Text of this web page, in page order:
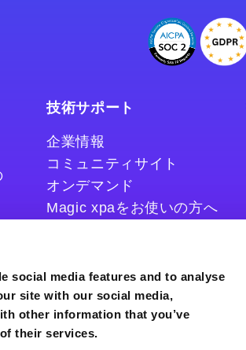
social media features and to analyse
site with our social media,
other information that you’ve
their services.
技術サポート
企業情報
コミュニティサイト
オンデマンド
Magic xpaをお使いの方へ
コラム